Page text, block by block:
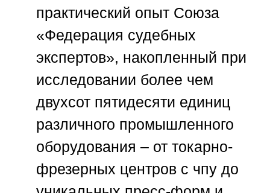
практический опыт Союза
«Федерация судебных
экспертов», накопленный при
исследовании более чем
двухсот пятидесяти единиц
различного промышленного
оборудования – от токарно-
фрезерных центров с чпу до